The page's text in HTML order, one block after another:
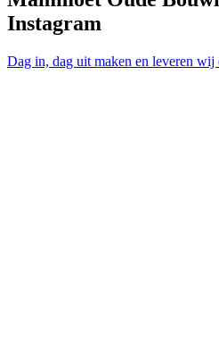
Instagram
Dag in, dag uit maken en leveren wij